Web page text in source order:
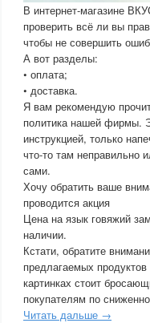
В интернет-магазине
проверить всё ли вы
чтобы не совершить
А вот разделы:
• оплата;
• доставка.
Я вам рекомендую
политика нашей фирмы.
инструкцией, только
что-то там неправильно
сами.
Хочу обратить ваше
проводится акция
Цена на язык говяжий
наличии.
Кстати, обратите
предлагаемых
картинках стоит
покупателям по
Читать дальше →